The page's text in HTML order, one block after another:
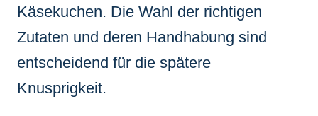
Käsekuchen. Die Wahl der richtigen
Zutaten und deren Handhabung sind
entscheidend für die spätere
Knusprigkeit.